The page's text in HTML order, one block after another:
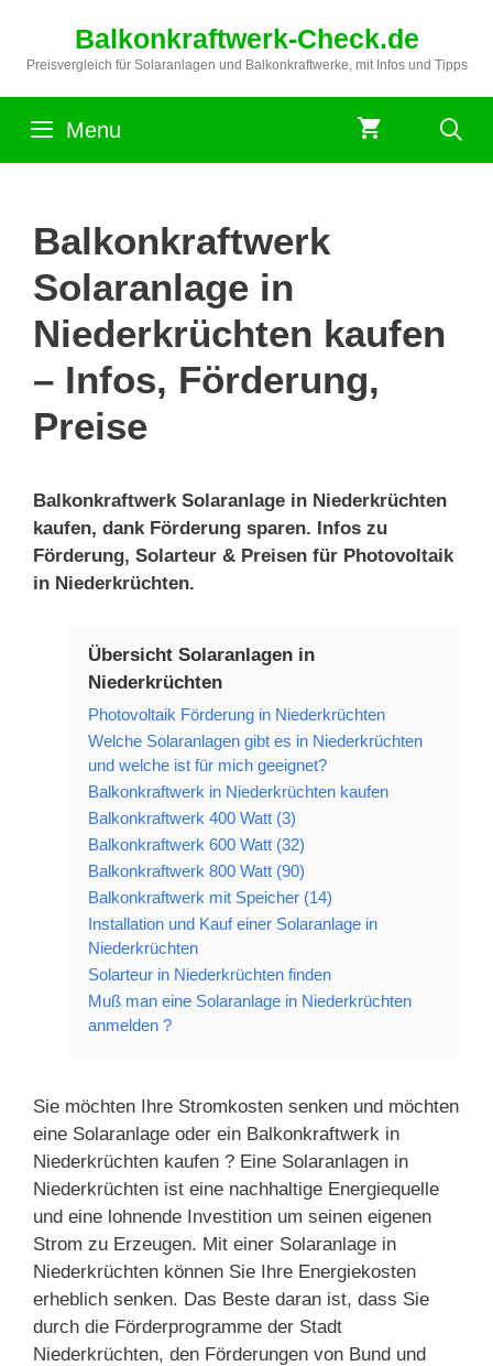
springen
Balkonkraftwerk-Check.de
Preisvergleich für Solaranlagen und Balkonkraftwerke, mit Infos und Tipps
Menu
Balkonkraftwerk
Solaranlage in
Niederkrüchten kaufen
– Infos, Förderung,
Preise
Balkonkraftwerk Solaranlage in Niederkrüchten
kaufen, dank Förderung sparen. Infos zu
Förderung, Solarteur & Preisen für Photovoltaik
in Niederkrüchten.
Übersicht Solaranlagen in
Niederkrüchten
Photovoltaik Förderung in Niederkrüchten
Welche Solaranlagen gibt es in Niederkrüchten
und welche ist für mich geeignet?
Balkonkraftwerk in Niederkrüchten kaufen
Balkonkraftwerk 400 Watt (3)
Balkonkraftwerk 600 Watt (32)
Balkonkraftwerk 800 Watt (90)
Balkonkraftwerk mit Speicher (14)
Installation und Kauf einer Solaranlage in
Niederkrüchten
Solarteur in Niederkrüchten finden
Muß man eine Solaranlage in Niederkrüchten
anmelden ?
Sie möchten Ihre Stromkosten senken und möchten
eine Solaranlage oder ein Balkonkraftwerk in
Niederkrüchten kaufen ? Eine Solaranlagen in
Niederkrüchten ist eine nachhaltige Energiequelle
und eine lohnende Investition um seinen eigenen
Strom zu Erzeugen. Mit einer Solaranlage in
Niederkrüchten können Sie Ihre Energiekosten
erheblich senken. Das Beste daran ist, dass Sie
durch die Förderprogramme der Stadt
Niederkrüchten, den Förderungen von Bund und